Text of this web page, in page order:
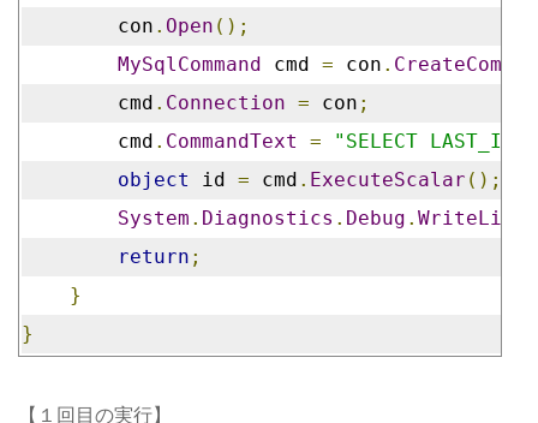
        con
. Open ();
MySqlCommand cmd = con .
        cmd
. Connection = con ;
        cmd
. CommandText =
"SELECT
object
id = cmd . ExecuteScalar ();
System . Diagnostics . Debug . WriteLine
return ;
}
}
【１回目の実行】